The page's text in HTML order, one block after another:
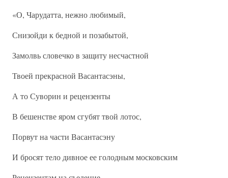
«О, Чарудатта, нежно любимый,
Снизойди к бедной и позабытой,
Замолвь словечко в защиту несчастной
Твоей прекрасной Васантасэны,
А то Суворин и рецензенты
В бешенстве яром сгубят твой лотос,
Порвут на части Васантасэну
И бросят тело дивное ее голодным московским